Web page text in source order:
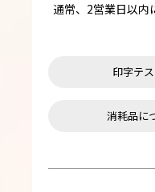
通常、2営業日以内
印字テ
消耗品に